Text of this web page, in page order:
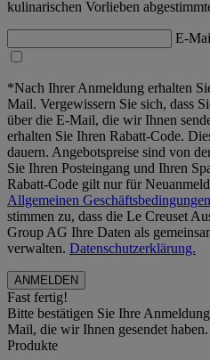
kulinarischen Vorlieben
E-
*Nach Ihrer Anmeldung erhalten
Mail. Vergewissern Sie sich, dass
über die E-Mail, die wir Ihnen
erhalten Sie Ihren Rabatt-Code.
dauern. Angebotspreise sind von
Sie Ihren Posteingang und Ihren
Rabatt-Code gilt nur für
Allgemeinen
stimmen zu, dass die Le Creuset
Group AG Ihre Daten als
verwalten. Datenschutzerklärung.
Fast fertig!
Bitte bestätigen Sie Ihre
Mail, die wir Ihnen gesendet haben.
Produkte